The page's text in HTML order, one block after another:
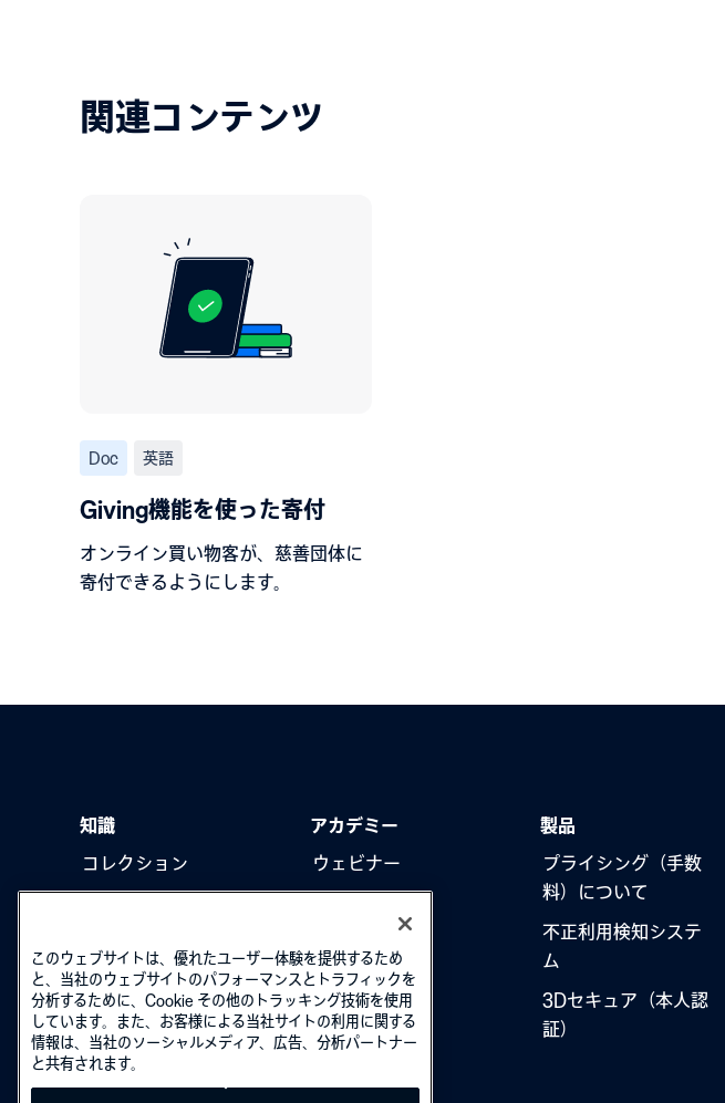
関連コンテンツ
Doc 英語
Giving機能を使った寄付
オンライン買い物客が、慈善団体に
寄付できるようにします。
知識
コレクション
アカデミー
ウェビナー
製品
プライシング（手数
料）について
不正利用検知システ
ム
3Dセキュア（本人認
証）
このウェブサイトは、優れたユーザー体験を提供するため
と、当社のウェブサイトのパフォーマンスとトラフィックを
分析するために、Cookie その他のトラッキング技術を使用
しています。また、お客様による当社サイトの利用に関する
情報は、当社のソーシャルメディア、広告、分析パートナー
と共有されます。